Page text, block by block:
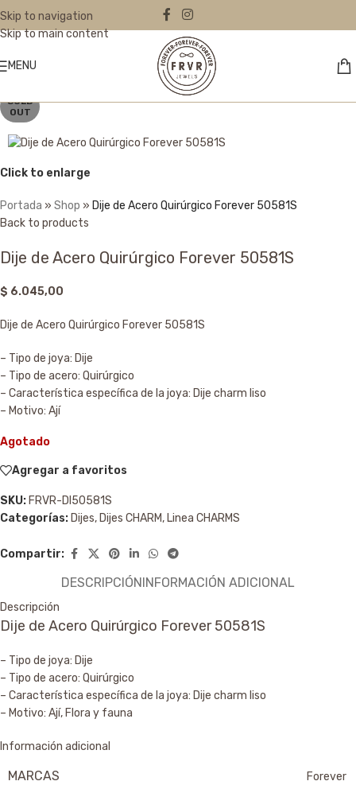
Skip to navigation
Skip to main content
MENU
SOLD
OUT
Click to enlarge
Portada » Shop » Dije de Acero Quirúrgico Forever 50581S
Back to products
Dije de Acero Quirúrgico Forever 50581S
$ 6.045,00
Dije de Acero Quirúrgico Forever 50581S
– Tipo de joya: Dije
– Tipo de acero: Quirúrgico
– Característica específica de la joya: Dije charm liso
– Motivo: Ají
Agotado
Agregar a favoritos
SKU: FRVR-DI50581S
Categorías: Dijes, Dijes CHARM, Linea CHARMS
Compartir:
DESCRIPCIÓNINFORMACIÓN ADICIONAL
Descripción
Dije de Acero Quirúrgico Forever 50581S
– Tipo de joya: Dije
– Tipo de acero: Quirúrgico
– Característica específica de la joya: Dije charm liso
– Motivo: Ají, Flora y fauna
Información adicional
MARCAS Forever